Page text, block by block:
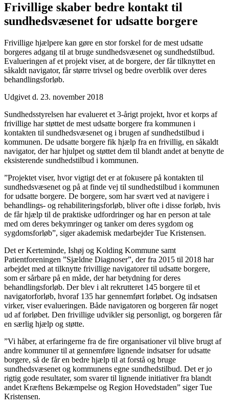
Frivillige skaber bedre kontakt til
sundhedsvæsenet for udsatte borgere
Frivillige hjælpere kan gøre en stor forskel for de mest udsatte
borgeres adgang til at bruge sundhedsvæsenet og sundhedstilbud.
Evalueringen af et projekt viser, at de borgere, der får tilknyttet en
såkaldt navigator, får større trivsel og bedre overblik over deres
behandlingsforløb.
Udgivet d. 23. november 2018
Sundhedsstyrelsen har evalueret et 3-årigt projekt, hvor et korps af
frivillige har støttet de mest udsatte borgere fra kommunen i
kontakten til sundhedsvæsenet og i brugen af sundhedstilbud i
kommunen. De udsatte borgere fik hjælp fra en frivillig, en såkaldt
navigator, der har hjulpet og støttet dem til blandt andet at benytte de
eksisterende sundhedstilbud i kommunen.
”Projektet viser, hvor vigtigt det er at fokusere på kontakten til
sundhedsvæsenet og på at finde vej til sundhedstilbud i kommunen
for udsatte borgere. De borgere, som har svært ved at navigere i
behandlings- og rehabiliteringsforløb, bliver ofte i disse forløb, hvis
de får hjælp til de praktiske udfordringer og har en person at tale
med om deres bekymringer og tanker om deres sygdom og
sygdomsforløb”, siger akademisk medarbejder Tue Kristensen.
Det er Kerteminde, Ishøj og Kolding Kommune samt
Patientforeningen ”Sjældne Diagnoser”, der fra 2015 til 2018 har
arbejdet med at tilknytte frivillige navigatorer til udsatte borgere,
som er sårbare på en måde, der har betydning for deres
behandlingsforløb. Der blev i alt rekrutteret 145 borgere til et
navigatorforløb, hvoraf 135 har gennemført forløbet. Og indsatsen
virker, viser evalueringen. Både navigatoren og borgeren får noget
ud af forløbet. Den frivillige udvikler sig personligt, og borgeren får
en særlig hjælp og støtte.
”Vi håber, at erfaringerne fra de fire organisationer vil blive brugt af
andre kommuner til at gennemføre lignende indsatser for udsatte
borgere, så de får en bedre hjælp til at forstå og bruge
sundhedsvæsenet og kommunens egne sundhedstilbud. Det er jo
rigtig gode resultater, som svarer til lignende initiativer fra blandt
andet Kræftens Bekæmpelse og Region Hovedstaden” siger Tue
Kristensen.